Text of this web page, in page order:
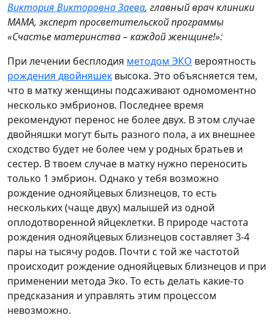
Виктория Викторовна Заева, главный врач клиники
МАМА, эксперт просветительской программы
«Счастье материнства – каждой женщине!»:
При лечении бесплодия методом ЭКО вероятность
рождения двойняшек высока. Это объясняется тем,
что в матку женщины подсаживают одномоментно
несколько эмбрионов. Последнее время
рекомендуют перенос не более двух. В этом случае
двойняшки могут быть разного пола, а их внешнее
сходство будет не более чем у родных братьев и
сестер. В твоем случае в матку нужно переносить
только 1 эмбрион. Однако у тебя возможно
рождение однояйцевых близнецов, то есть
нескольких (чаще двух) малышей из одной
оплодотворенной яйцеклетки. В природе частота
рождения однояйцевых близнецов составляет 3-4
пары на тысячу родов. Почти с той же частотой
происходит рождение однояйцевых близнецов и при
применении метода Эко. То есть делать какие-то
предсказания и управлять этим процессом
невозможно.